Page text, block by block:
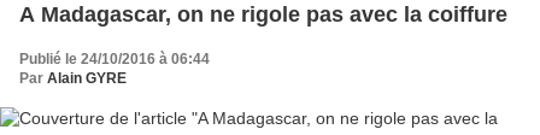
A Madagascar, on ne rigole pas avec la coiffure
Publié le 24/10/2016 à 06:44
Par Alain GYRE